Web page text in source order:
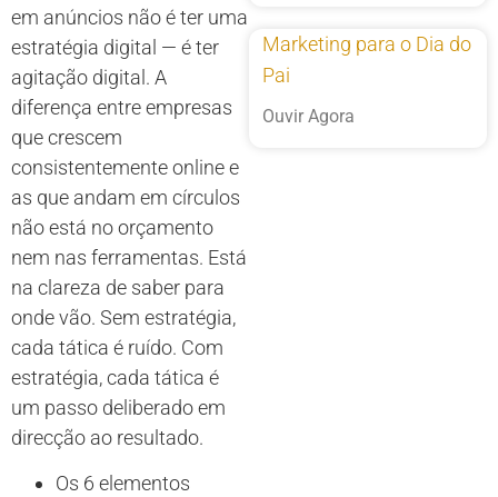
em anúncios não é ter uma
estratégia digital — é ter
agitação digital. A
diferença entre empresas
que crescem
consistentemente online e
as que andam em círculos
não está no orçamento
nem nas ferramentas. Está
na clareza de saber para
onde vão. Sem estratégia,
cada tática é ruído. Com
estratégia, cada tática é
um passo deliberado em
direcção ao resultado.
Os 6 elementos
Marketing para o Dia do
Pai
Ouvir Agora